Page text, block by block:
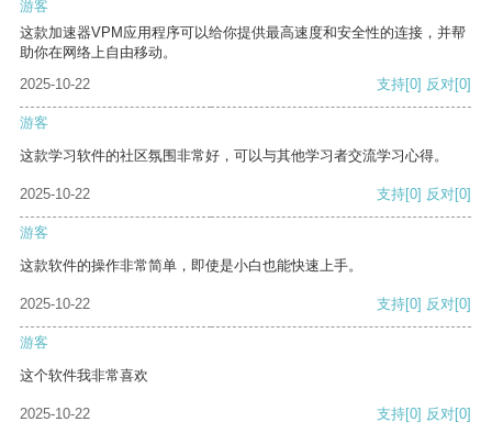
游客
这款加速器VPM应用程序可以给你提供最高速度和安全性的连接，并帮
助你在网络上自由移动。
2025-10-22
支持[0] 反对[0]
游客
这款学习软件的社区氛围非常好，可以与其他学习者交流学习心得。
2025-10-22 支持[0] 反对[0]
游客
这款软件的操作非常简单，即使是小白也能快速上手。
2025-10-22 支持[0] 反对[0]
游客
这个软件我非常喜欢
2025-10-22 支持[0] 反对[0]